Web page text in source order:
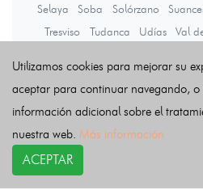
Selaya
Soba Solórzano
Tresviso
Tudanca Udías Val
Valle de Villaverde
Vega de
Villaescusa
Utilizamos cookies para mejorar su
aceptar para continuar navegando,
información adicional sobre el
nuestra web. Más información
ACEPTAR